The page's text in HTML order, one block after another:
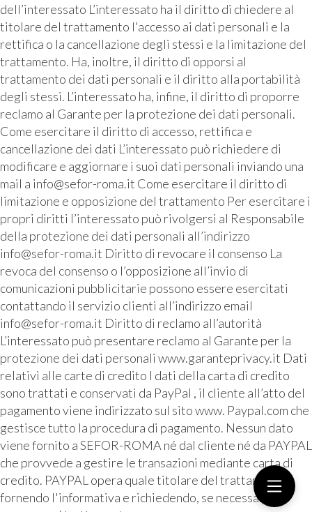
dell’interessato L’interessato ha il diritto di chiedere al
titolare del trattamento l'accesso ai dati personali e la
rettifica o la cancellazione degli stessi e la limitazione del
trattamento. Ha, inoltre, il diritto di opporsi al
trattamento dei dati personali e il diritto alla portabilità
degli stessi. L’interessato ha, infine, il diritto di proporre
reclamo al Garante per la protezione dei dati personali.
Come esercitare il diritto di accesso, rettifica e
cancellazione dei dati L’interessato può richiedere di
modificare e aggiornare i suoi dati personali inviando una
mail a info@sefor-roma.it Come esercitare il diritto di
limitazione e opposizione del trattamento Per esercitare i
propri diritti l’interessato può rivolgersi al Responsabile
della protezione dei dati personali all’indirizzo
info@sefor-roma.it Diritto di revocare il consenso La
revoca del consenso o l’opposizione all’invio di
comunicazioni pubblicitarie possono essere esercitati
contattando il servizio clienti all’indirizzo email
info@sefor-roma.it Diritto di reclamo all’autorità
L’interessato può presentare reclamo al Garante per la
protezione dei dati personali www.garanteprivacy.it Dati
relativi alle carte di credito I dati della carta di credito
sono trattati e conservati da PayPal , il cliente all’atto del
pagamento viene indirizzato sul sito www. Paypal.com che
gestisce tutto la procedura di pagamento. Nessun dato
viene fornito a SEFOR-ROMA né dal cliente né da PAYPAL
che provvede a gestire le transazioni mediante carta di
credito. PAYPAL opera quale titolare del trattamento
fornendo l'informativa e richiedendo, se necessario, il